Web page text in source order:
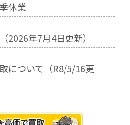
休業
2026年7月4日更新）
について（R8/5/16更